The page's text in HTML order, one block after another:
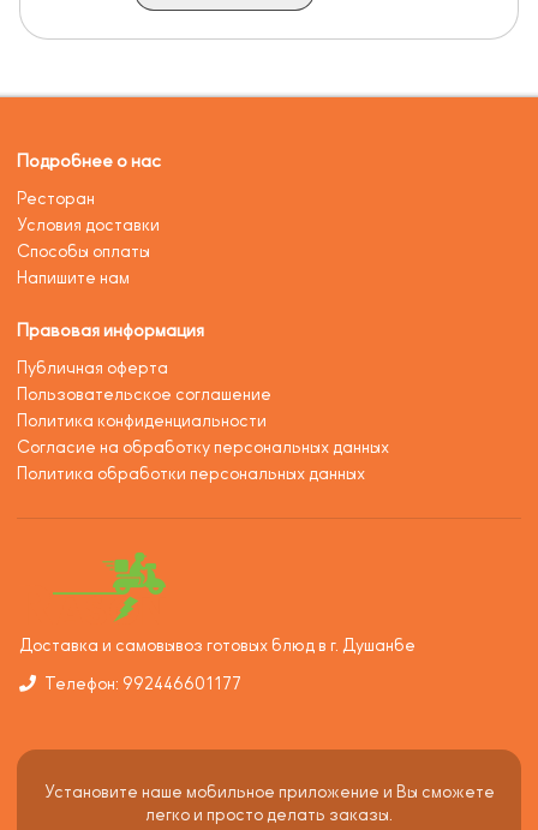
Подробнее о нас
Ресторан
Условия доставки
Способы оплаты
Напишите нам
Правовая информация
Публичная оферта
Пользовательское соглашение
Политика конфиденциальности
Согласие на обработку персональных данных
Политика обработки персональных данных
Доставка и самовывоз готовых блюд в г. Душанбе
Телефон: 992446601177
Установите наше мобильное приложение и Вы сможете
легко и просто делать заказы.